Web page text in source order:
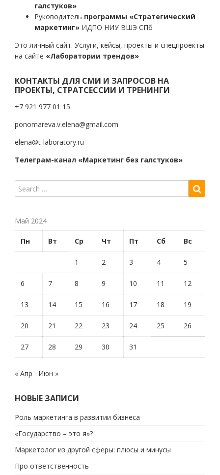
галстуков»
Руководитель программы «Стратегический
маркетинг» ИДПО НИУ ВШЭ СПб
Это личный сайт. Услуги, кейсы, проекты и спецпроекты
на сайте «Лаборатории трендов»
КОНТАКТЫ ДЛЯ СМИ И ЗАПРОСОВ НА
ПРОЕКТЫ, СТРАТСЕССИИ И ТРЕНИНГИ
+7 921 977 01 15
ponomareva.v.elena@gmail.com
elena@t-laboratory.ru
Телеграм-канал «Маркетинг без галстуков»
Май 2024
Пн Вт Ср Чт Пт Сб Вс
1 2 3 4 5
6 7 8 9 10 11 12
13 14 15 16 17 18 19
20 21 22 23 24 25 26
27 28 29 30 31
« Апр Июн »
НОВЫЕ ЗАПИСИ
Роль маркетинга в развитии бизнеса
«Государство – это я»?
Маркетолог из другой сферы: плюсы и минусы
Про ответственность